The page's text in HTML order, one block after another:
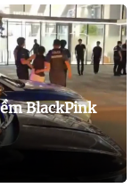
BlackPink